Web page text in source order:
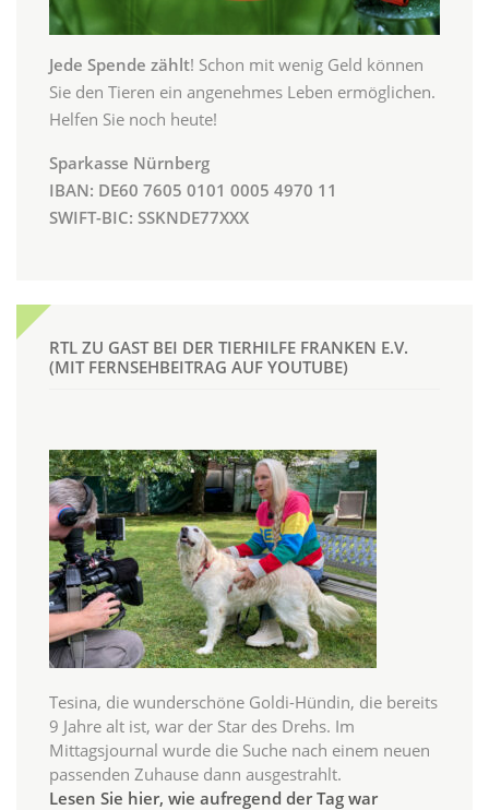
Jede Spende zählt! Schon mit wenig Geld können
Sie den Tieren ein angenehmes Leben ermöglichen.
Helfen Sie noch heute!
Sparkasse Nürnberg
IBAN: DE60 7605 0101 0005 4970 11
SWIFT-BIC: SSKNDE77XXX
RTL ZU GAST BEI DER TIERHILFE FRANKEN E.V.
(MIT FERNSEHBEITRAG AUF YOUTUBE)
Tesina, die wunderschöne Goldi-Hündin, die bereits
9 Jahre alt ist, war der Star des Drehs. Im
Mittagsjournal wurde die Suche nach einem neuen
passenden Zuhause dann ausgestrahlt.
Lesen Sie hier, wie aufregend der Tag war